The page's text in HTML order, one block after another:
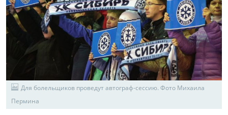
Для болельщиков проведут автограф-сессию. Фото Михаила
Пермина